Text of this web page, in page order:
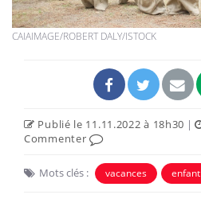
CAIAIMAGE/ROBERT DALY/ISTOCK
Publié le 11.11.2022 à 18h30 |
Commenter
Mots clés : vacances enfant